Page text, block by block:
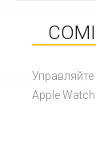
Apple Watch